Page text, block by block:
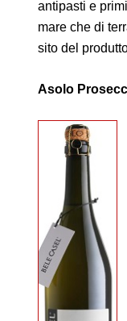
antipasti e
mare che di
sito del
Asolo